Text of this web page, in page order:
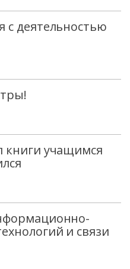
с деятельностью
книги учащимся
и связи